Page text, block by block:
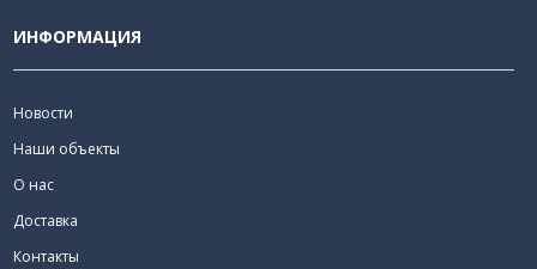
ИНФОРМАЦИЯ
Новости
Наши объекты
О нас
Доставка
Контакты